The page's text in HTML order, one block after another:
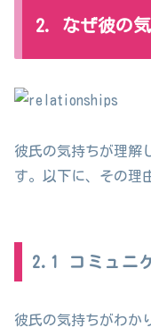
2. なぜ彼の
彼氏の気持ちが理解
す。以下に、その理
2.1 コミュニ
彼氏の気持ちがわか